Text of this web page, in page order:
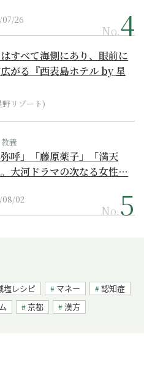
26
No.
すべて海側にあり、眼前に
がる『西表島ホテル by 星
野リゾート)
養
弥呼」「藤原薬子」「満天
大河ドラマの次なる女性…
08/02
No.
塩レシピ マネー
認知症
京都 漢方